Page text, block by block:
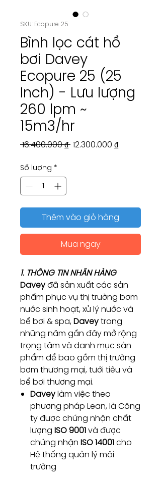
SKU: Ecopure 25
Bình lọc cát hồ
bơi Davey
Ecopure 25 (25
Inch) - Lưu lượng
260 lpm ~
15m3/hr
16.400.000 ₫ Giá
12.300.000 ₫Giá
Số lượng *
Thêm vào giỏ hàng
Mua ngay
1. THÔNG TIN NHÃN HÀNG
Daveyđã sản xuất các sản
phẩm phục vụ thị trường bơm
nước sinh hoạt, xử lý nước và
bể bơi & spa,Daveytrong
những năm gần đây mở rộng
trọng tâm và danh mục sản
phẩm để bao gồm thị trường
bơm thương mại, tưới tiêu và
bể bơi thương mại.
Daveylàm việc theo
phương pháp Lean, là Công
ty được chứng nhận chất
lượng ISO 9001và được
chứng nhận ISO 14001cho
Hệ thống quản lý môi
trường